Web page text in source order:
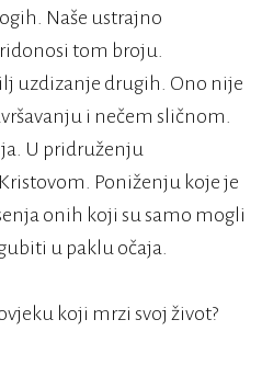
Naše ustrajno
tom broju.
uzdizanje drugih. Ono nije
i nečem sličnom.
U pridruženju
Poniženju koje je
onih koji su samo mogli
u paklu očaja.
koji mrzi svoj život?